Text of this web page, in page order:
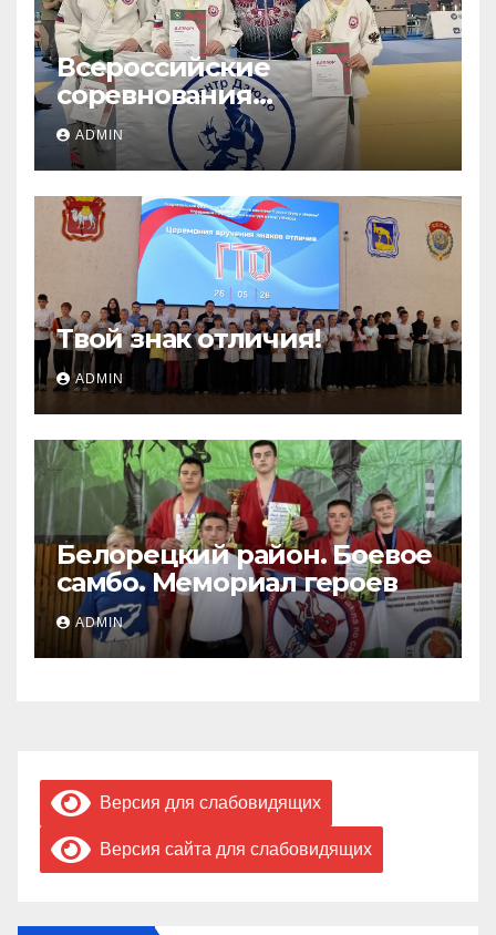
Всероссийские
соревнования
«ЛОКОДЗЮДО»!
ADMIN
Твой знак отличия!
ADMIN
Белорецкий район. Боевое
самбо. Мемориал героев
ADMIN
Версия для слабовидящих
Версия сайта для слабовидящих